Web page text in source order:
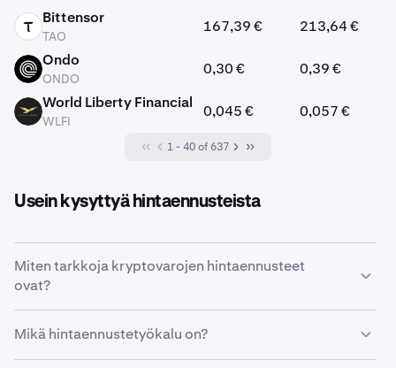
TAO Bittensor
TAO
167,39 € 213,64 €
ONDO Ondo
ONDO
0,30 € 0,39 €
WLFI World Liberty Financial
WLFI
0,045 € 0,057 €
1 - 40 of 637
Usein kysyttyä hintaennusteista
Miten tarkkoja kryptovarojen hintaennusteet
ovat?
vaikuttavat monenlaiset tekijät. Siksi tulevien hintojen
tarkka ennustaminen on äärimmäisen vaikeaa.
Mikä hintaennustetyökalu on?